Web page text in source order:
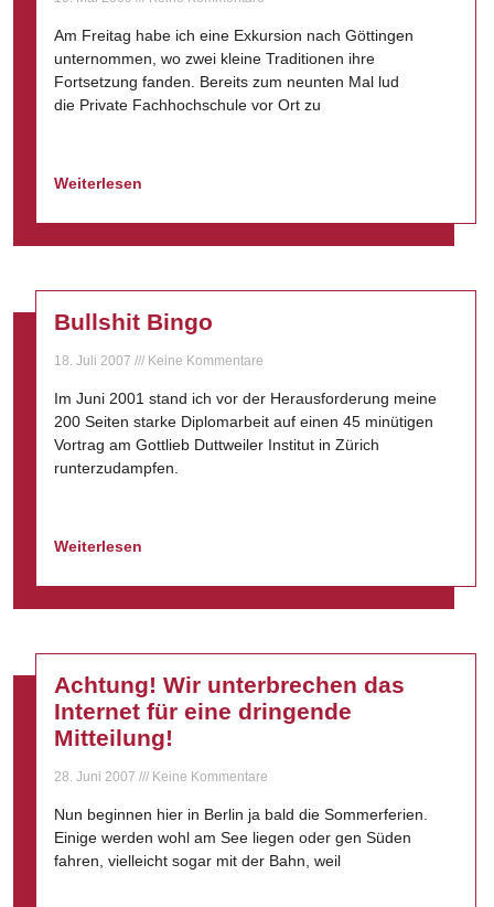
Am Freitag habe ich eine Exkursion nach Göttingen
unternommen, wo zwei kleine Traditionen ihre
Fortsetzung fanden. Bereits zum neunten Mal lud
die Private Fachhochschule vor Ort zu
Weiterlesen
Bullshit Bingo
18. Juli 2007 Keine Kommentare
Im Juni 2001 stand ich vor der Herausforderung meine
200 Seiten starke Diplomarbeit auf einen 45 minütigen
Vortrag am Gottlieb Duttweiler Institut in Zürich
runterzudampfen.
Weiterlesen
Achtung! Wir unterbrechen das
Internet für eine dringende
Mitteilung!
28. Juni 2007 Keine Kommentare
Nun beginnen hier in Berlin ja bald die Sommerferien.
Einige werden wohl am See liegen oder gen Süden
fahren, vielleicht sogar mit der Bahn, weil